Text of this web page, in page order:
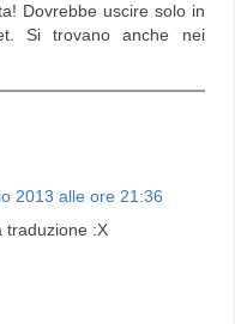
Dovrebbe uscire solo in
Si trovano anche nei
2013 alle ore 21:36
traduzione :X